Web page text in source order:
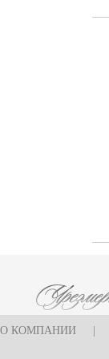
S.r.L. (2)
О КОМПАНИИ